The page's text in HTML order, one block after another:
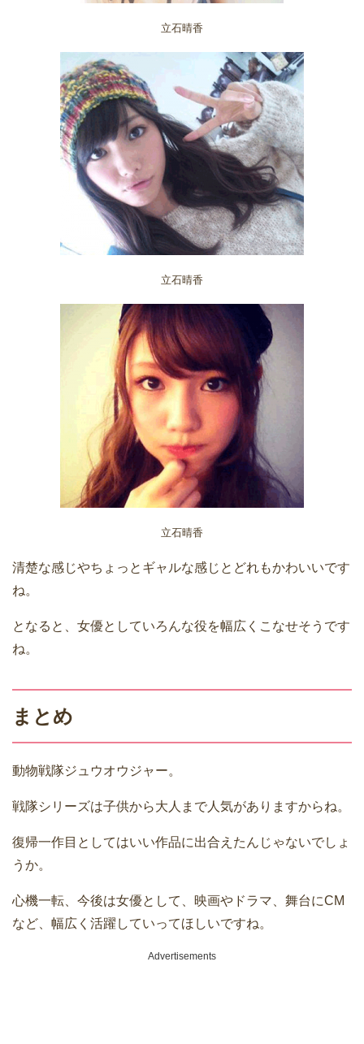
立石晴香
立石晴香
立石晴香
清楚な感じやちょっとギャルな感じとどれもかわいいです
ね。
となると、女優としていろんな役を幅広くこなせそうです
ね。
まとめ
動物戦隊ジュウオウジャー。
戦隊シリーズは子供から大人まで人気がありますからね。
復帰一作目としてはいい作品に出合えたんじゃないでしょ
うか。
心機一転、今後は女優として、映画やドラマ、舞台にCM
など、幅広く活躍していってほしいですね。
Advertisements